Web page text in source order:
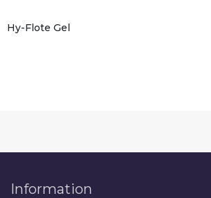
Hy-Flote Gel
Information